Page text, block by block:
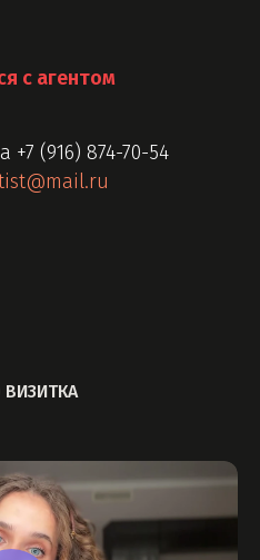
с агентом
+7 (916) 874-70-54